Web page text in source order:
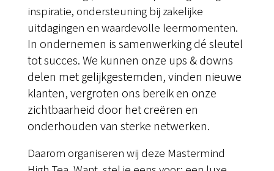
inspiratie, ondersteuning bij zakelijke
uitdagingen en waardevolle leermomenten.
In ondernemen is samenwerking dé sleutel
tot succes. We kunnen onze ups & downs
delen met gelijkgestemden, vinden nieuwe
klanten, vergroten ons bereik en onze
zichtbaarheid door het creëren en
onderhouden van sterke netwerken.
Daarom organiseren wij deze Mastermind